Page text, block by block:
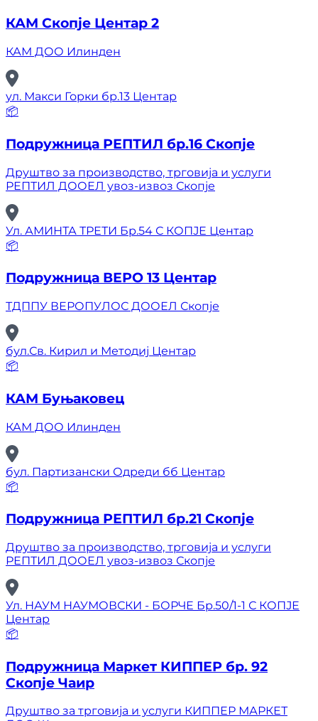
КАМ Скопје Центар 2
КАМ ДОО Илинден
ул. Макси Горки бр.13 Центар
📦
Подружница РЕПТИЛ бр.16 Скопје
Друштво за производство, трговија и услуги
РЕПТИЛ ДООЕЛ увоз-извоз Скопје
Ул. АМИНТА ТРЕТИ Бр.54 С КОПЈЕ Центар
📦
Подружница ВЕРО 13 Центар
ТДППУ ВЕРОПУЛОС ДООЕЛ Скопје
бул.Св. Кирил и Методиј Центар
📦
КАМ Буњаковец
КАМ ДОО Илинден
бул. Партизански Одреди бб Центар
📦
Подружница РЕПТИЛ бр.21 Скопје
Друштво за производство, трговија и услуги
РЕПТИЛ ДООЕЛ увоз-извоз Скопје
Ул. НАУМ НАУМОВСКИ - БОРЧЕ Бр.50/1-1 С КОПЈЕ
Центар
📦
Подружница Маркет КИППЕР бр. 92
Скопје Чаир
Друштво за трговија и услуги КИППЕР МАРКЕТ